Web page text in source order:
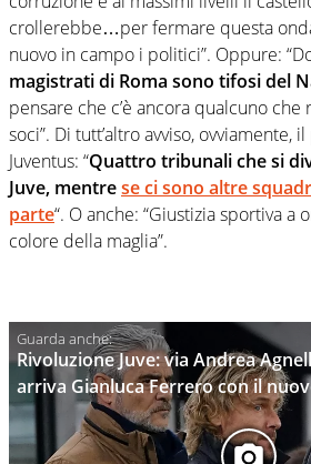
crollerebbe…per fermare questa
nuovo in campo i politici”. Oppure:
magistrati di Roma sono tifosi del
pensare che c’è ancora qualcuno
soci”. Di tutt’altro avviso, ovviamente,
Juventus: “Quattro tribunali che si
Juve, mentrese ci sono altre
parte“. O anche: “Giustizia sportiva
colore della maglia”.
Rivoluzione Juve: via Andrea
arriva Gianluca Ferrero con il